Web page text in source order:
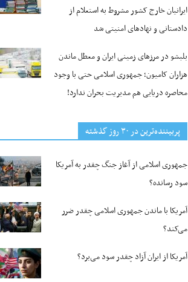
ایرانیان خارج کشور مشروط به استعلام از
دادستانی و نهادهای امنیتی شد
بلبشو در مرزهای زمینی ایران و معطل ماندن
هزاران کامیون؛ جمهوری اسلامی حتی با وجود
محاصره دریایی هم مدیریت بحران ندارد!
پربیننده‌ترین‌ در ۳۰ روز گذشته
جمهوری اسلامی از آغاز جنگ چقدر به آمریکا
سود رسانده؟
آمریکا با ماندن جمهوری اسلامی چقدر ضرر
می‌کند؟
آمریکا از ایران آزاد چقدر سود می‌برد؟